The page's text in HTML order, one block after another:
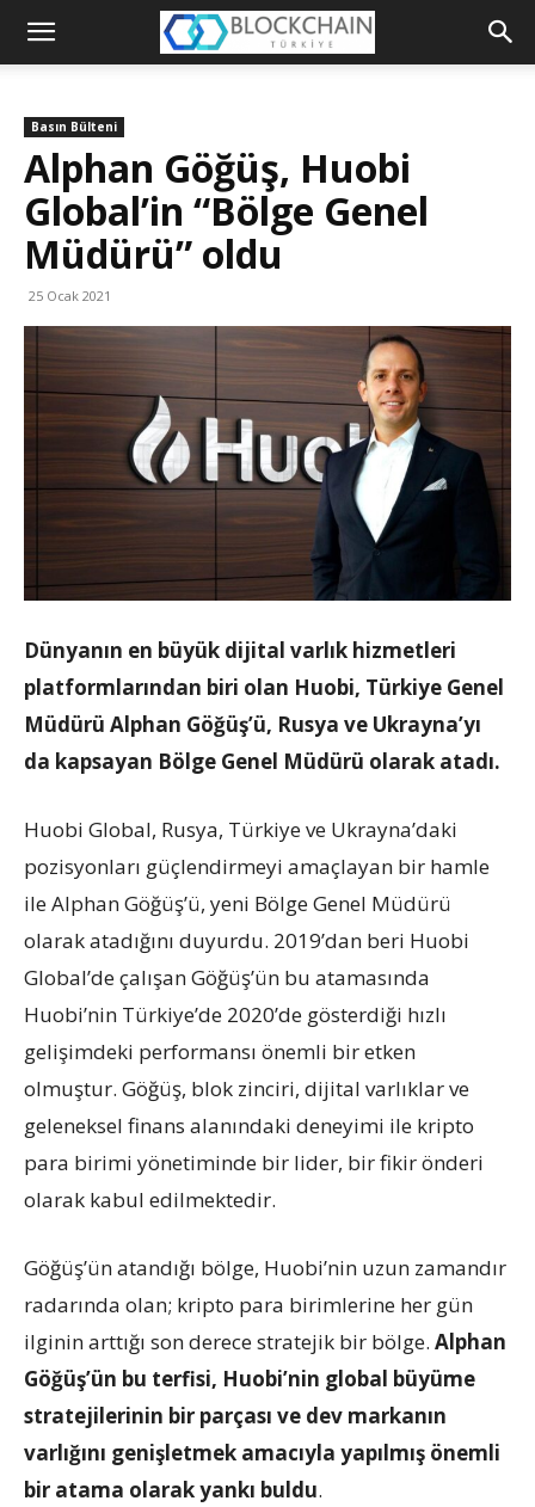
Blockchain
Platformu
Basın Bülteni
Alphan Göğüş, Huobi
Global’in “Bölge Genel
Müdürü” oldu
25 Ocak 2021
Dünyanın en büyük dijital varlık hizmetleri
platformlarından biri olan Huobi, Türkiye Genel
Müdürü Alphan Göğüş’ü, Rusya ve Ukrayna’yı
da kapsayan Bölge Genel Müdürü olarak atadı.
Huobi Global, Rusya, Türkiye ve Ukrayna’daki
pozisyonları güçlendirmeyi amaçlayan bir hamle
ile Alphan Göğüş’ü, yeni Bölge Genel Müdürü
olarak atadığını duyurdu. 2019’dan beri Huobi
Global’de çalışan Göğüş’ün bu atamasında
Huobi’nin Türkiye’de 2020’de gösterdiği hızlı
gelişimdeki performansı önemli bir etken
olmuştur. Göğüş, blok zinciri, dijital varlıklar ve
geleneksel finans alanındaki deneyimi ile kripto
para birimi yönetiminde bir lider, bir fikir önderi
olarak kabul edilmektedir.
Göğüş’ün atandığı bölge, Huobi’nin uzun zamandır
radarında olan; kripto para birimlerine her gün
ilginin arttığı son derece stratejik bir bölge. Alphan
Göğüş’ün bu terfisi, Huobi’nin global büyüme
stratejilerinin bir parçası ve dev markanın
varlığını genişletmek amacıyla yapılmış önemli
bir atama olarak yankı buldu.